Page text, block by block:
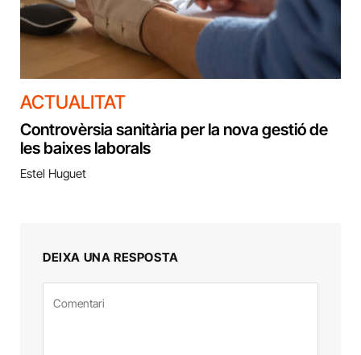
ACTUALITAT
Controvèrsia sanitària per la nova gestió de
les baixes laborals
Estel Huguet
DEIXA UNA RESPOSTA